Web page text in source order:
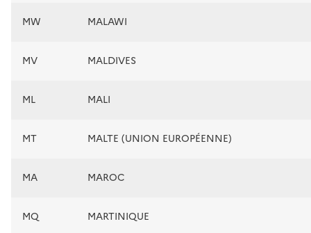
MW MALAWI
MV MALDIVES
ML MALI
MT MALTE (UNION EUROPÉENNE)
MA MAROC
MQ MARTINIQUE